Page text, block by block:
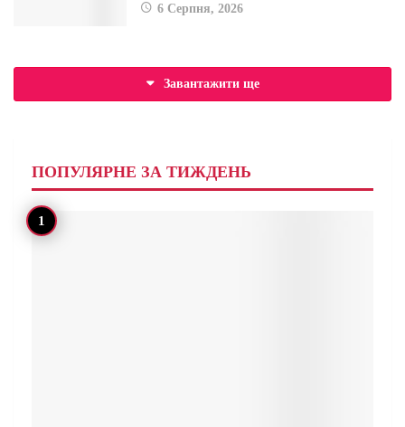
6 Серпня, 2026
Завантажити ще
ПОПУЛЯРНЕ ЗА ТИЖДЕНЬ